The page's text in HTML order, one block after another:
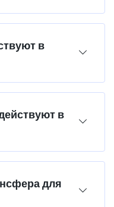
в
в
для